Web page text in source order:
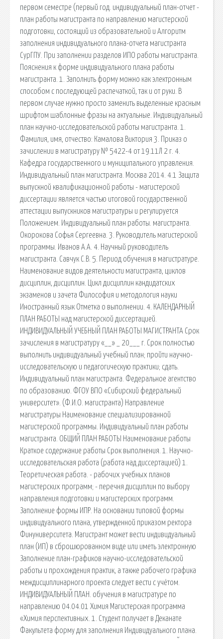
первом семестре (первый год. индивидуальный план-отчет -
план работы магистранта по направлению магистерской
подготовки, состоящий из образовательной и Алгоритм
заполнения индивидуального плана-отчета магистранта
СурГПУ. При заполнении разделов ИПО работы магистранта.
Пояснения к форме индивидуального плана работы
магистранта. 1. Заполнить форму можно как электронным
способом с последующей распечаткой, так и от руки. В
первом случае нужно просто заменить выделенные красным
шрифтом шаблонные фразы на актуальные. Индивидуальный
план научно-исследовательской работы магистранта. 1.
Фамилия, имя, отчество: Камалова Виктория 3. Приказ о
зачислении в магистратуру № 5422-4 от 19.11Л 2 г. 4.
Кафедра государственного и муниципального управления.
Индивидуальный план магистранта. Москва 2014. 4.1 Защита
выпускной квалификационной работы - магистерской
диссертации является частью итоговой государственной
аттестации выпускников магистратуры и регулируется
Положением. Индивидуальный план работы. магистранта.
Окорокова Софья Сергеевна. 3. Руководитель магистерской
программы. Иванов А.А. 4. Научный руководитель
магистранта. Савчук С.В. 5. Период обучения в магистратуре.
Наименование видов деятельности магистранта, циклов
дисциплин, дисциплин. Цикл дисциплин кандидатских
экзаменов и зачета Философия и методология науки
Иностранный язык Отметка о выполнении. 4. КАЛЕНДАРНЫЙ
ПЛАН РАБОТЫ над магистерской диссертацией.
ИНДИВИДУАЛЬНЫЙ УЧЕБНЫЙ ПЛАН РАБОТЫ МАГИСТРАНТА Срок
зачисления в магистратуру «__» _ 20___ г. Срок полностью
выполнить индивидуальный учебный план; пройти научно-
исследовательскую и педагогическую практики; сдать.
Индивидуальный план магистранта. Федеральное агентство
по образованию. ФГОУ ВПО «Сибирский федеральный
университет». (Ф.И.О. магистранта) Направление
магистратуры Наименование специализированной
магистерской программы. Индивидуальный план работы
магистранта. ОБЩИЙ ПЛАН РАБОТЫ Наименование работы
Краткое содержание работы Срок выполнения. 1. Научно-
исследовательская работа (работа над диссертацией) 1.
Теоретическая работа. - рабочих учебных планов
магистерских программ; - перечня дисциплин по выбору
направления подготовки и магистерских программ.
Заполнение формы ИПР. На основании типовой формы
индивидуального плана, утвержденной приказом ректора
Финуниверситета. Магистрант может вести индивидуальный
план (ИП) в сброшюрованном виде или иметь электронную
Заполнение план-графиков научно-исследовательской
работы и прохождения практик, а также рабочего графика
междисциплинарного проекта следует вести с учётом.
ИНДИВИДУАЛЬНЫЙ ПЛАН. обучения в магистратуре по
направлению 04.04.01 Химия Магистерская программа
«Химия перспективных. 1. Студент получает в Деканате
Факультета форму для заполнения Индивидуального плана.